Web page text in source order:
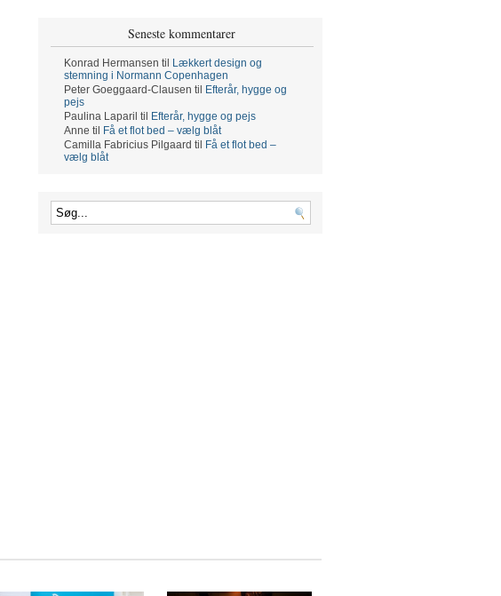
Seneste kommentarer
Konrad Hermansen til
Lækkert design og
stemning i Normann Copenhagen
Peter Goeggaard-Clausen til
Efterår, hygge og
pejs
Paulina Laparil til
Efterår, hygge og pejs
Anne til
Få et flot bed – vælg blåt
Camilla Fabricius Pilgaard til
Få et flot bed –
vælg blåt